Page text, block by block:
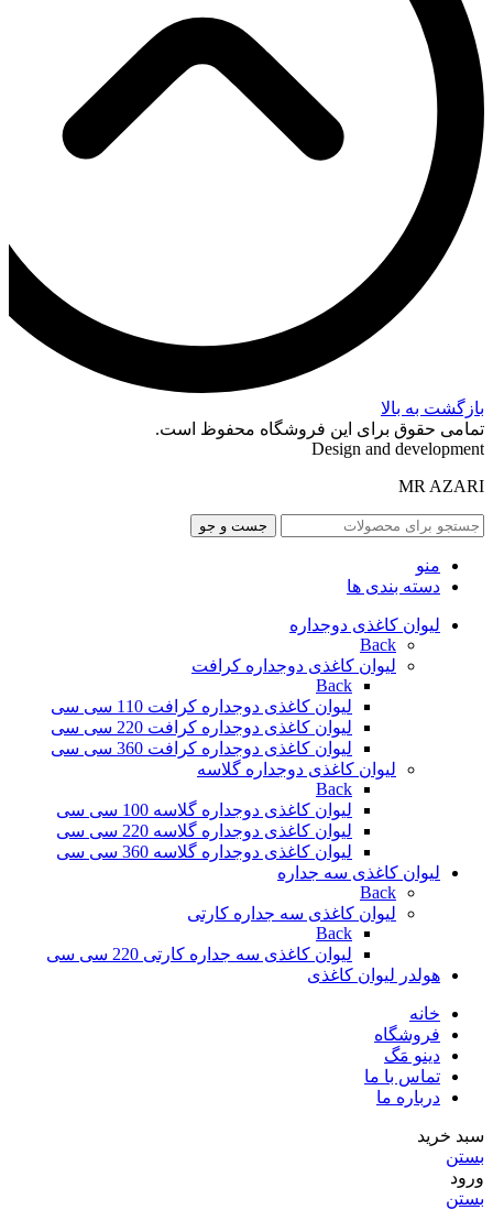
بازگشت به بالا
تمامی حقوق برای این فروشگاه محفوظ است.
Design and development
MR AZARI
جست و جو
منو
دسته بندی ها
لیوان کاغذی دوجداره
Back
لیوان کاغذی دوجداره کرافت
Back
لیوان کاغذی دوجداره کرافت 110 سی سی
لیوان کاغذی دوجداره کرافت 220 سی سی
لیوان کاغذی دوجداره کرافت 360 سی سی
لیوان کاغذی دوجداره گلاسه
Back
لیوان کاغذی دوجداره گلاسه 100 سی سی
لیوان کاغذی دوجداره گلاسه 220 سی سی
لیوان کاغذی دوجداره گلاسه 360 سی سی
لیوان کاغذی سه جداره
Back
لیوان کاغذی سه جداره کارتی
Back
لیوان کاغذی سه جداره کارتی 220 سی سی
هولدر لیوان کاغذی
خانه
فروشگاه
دینو مَگ
تماس با ما
درباره ما
سبد خرید
بستن
ورود
بستن